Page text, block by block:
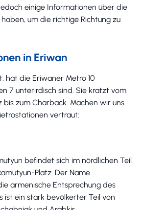
einige Informationen über die
um die richtige Richtung zu
in Eriwan
hat die Eriwaner Metro 10
7 unterirdisch sind. Sie kratzt vom
bis zum Charback. Machen wir uns
vertraut:
befindet sich im nördlichen Teil
Platz. Der Name
armenische Entsprechung des
ist ein stark bevölkerter Teil von